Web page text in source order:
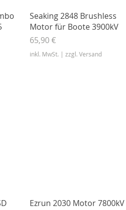
Schnellansicht
Seaking 2848 Brushless
Motor für Boote 3900kV
Preis
65,90 €
inkl. MwSt. | zzgl. Versand
Schnellansicht
Ezrun 2030 Motor 7800kV